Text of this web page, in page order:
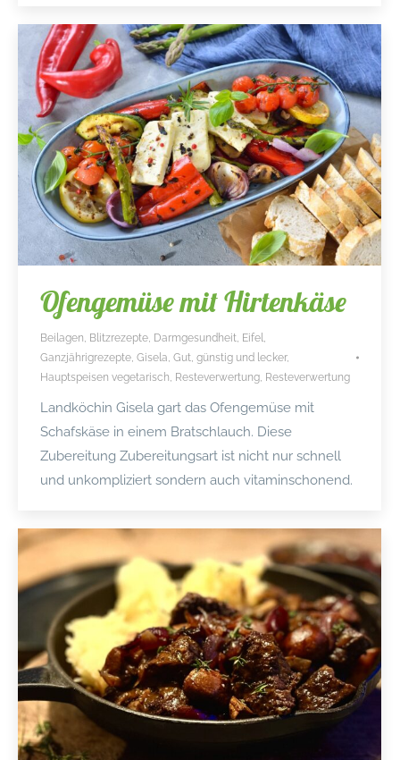
Ofengemüse mit Hirtenkäse
Beilagen, Blitzrezepte, Darmgesundheit, Eifel,
Ganzjährigrezepte, Gisela, Gut, günstig und lecker,
Hauptspeisen vegetarisch, Resteverwertung, Resteverwertung
Landköchin Gisela gart das Ofengemüse mit
Schafskäse in einem Bratschlauch. Diese
Zubereitung Zubereitungsart ist nicht nur schnell
und unkompliziert sondern auch vitaminschonend.